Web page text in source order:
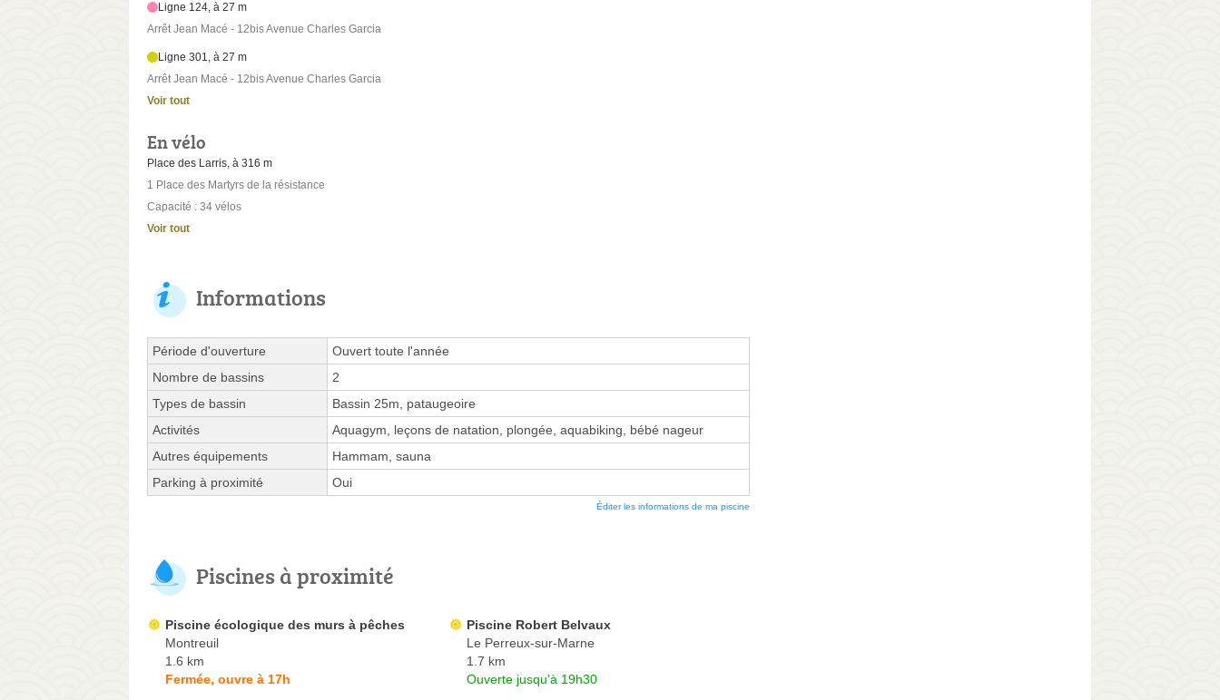
Ligne 124, à 27 m
Arrêt Jean Macé - 12bis Avenue Charles Garcia
Ligne 301, à 27 m
Arrêt Jean Macé - 12bis Avenue Charles Garcia
Voir tout
En vélo
Place des Larris, à 316 m
1 Place des Martyrs de la résistance
Capacité : 34 vélos
Voir tout
Informations
Période d'ouverture
Ouvert toute l'année
Nombre de bassins
2
Types de bassin
Bassin 25m, pataugeoire
Activités
Aquagym, leçons de natation, plongée, aquabiking, bébé nageur
Autres équipements
Hammam, sauna
Parking à proximité
Oui
Éditer les informations de ma piscine
Piscines à proximité
Piscine écologique des murs à pêches
Montreuil
1.6 km
Fermée, ouvre à 17h
Piscine Robert Belvaux
Le Perreux-sur-Marne
1.7 km
Ouverte jusqu'à 19h30